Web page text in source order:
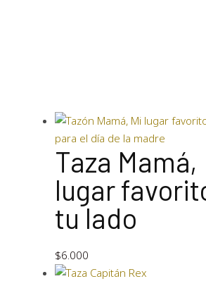
Taza Mamá,
lugar
tu lado
$6.000